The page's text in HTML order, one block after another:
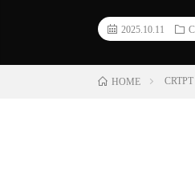
2025.10.11
HOME